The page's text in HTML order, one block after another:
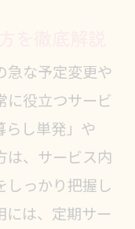
急な予定変更や
に役立つサービ
らし単発」や
は、サービス内
しっかり把握し
には、定期サー